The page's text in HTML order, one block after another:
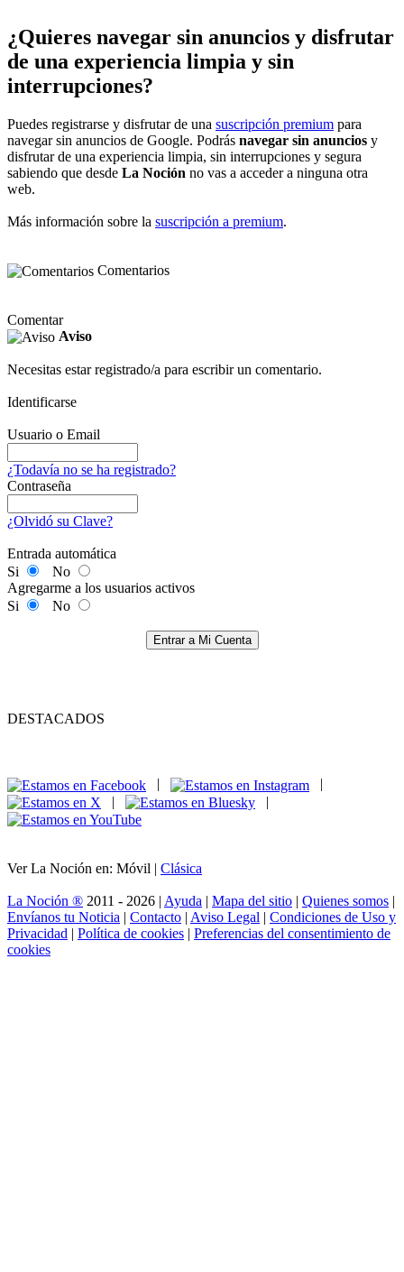
¿Quieres navegar sin anuncios y disfrutar
de una experiencia limpia y sin
interrupciones?
Puedes registrarse y disfrutar de una suscripción premium para
navegar sin anuncios de Google. Podrás navegar sin anuncios y
disfrutar de una experiencia limpia, sin interrupciones y segura
sabiendo que desde La Noción no vas a acceder a ninguna otra
web.
Más información sobre la suscripción a premium.
Comentarios
Comentar
Aviso
Necesitas estar registrado/a para escribir un comentario.
Identificarse
Usuario o Email
¿Todavía no se ha registrado?
Contraseña
¿Olvidó su Clave?
Entrada automática
Si
No
Agregarme a los usuarios activos
Si
No
Entrar a Mi Cuenta
DESTACADOS
|
|
Ver La Noción en: Móvil | Clásica
La Noción ® 2011 - 2026 | Ayuda | Mapa del sitio | Quienes somos |
Envíanos tu Noticia | Contacto | Aviso Legal | Condiciones de Uso y
Privacidad | Política de cookies | Preferencias del consentimiento de
cookies